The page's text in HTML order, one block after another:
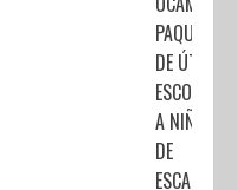
PAQUETES
DE ÚTILES
ESCOLARES
A NIÑOS
DE
ESCASOS